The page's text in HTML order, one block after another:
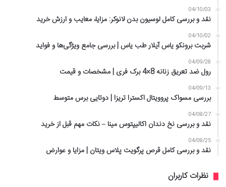
04/10/03
نقد و بررسی کامل لوسیون بدن لانوکر: مزایا، معایب و ارزش خرید
04/10/02
شربت برونکو یاس آیلار طب یاس | بررسی جامع ویژگی‌ها و فواید
04/09/28
رول ضد تعریق زنانه 8×4 برک فری | مشخصات و قیمت
04/09/13
بررسی مسواک پروویتال اکسترا تریزا | دوتایی برس متوسط
04/08/27
نقد و بررسی نخ دندان اکالیپتوس مینا – نکات مهم قبل از خرید
04/08/25
نقد و بررسی کامل قرص پرگویت پلاس ویتان | مزایا و عوارض
نظرات کاربران